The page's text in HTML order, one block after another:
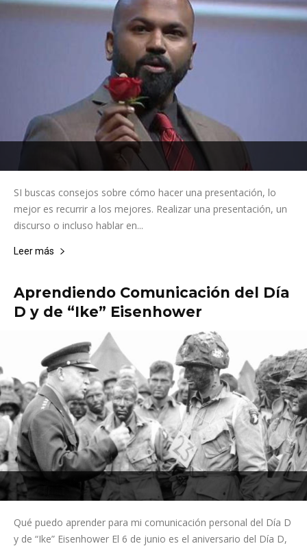
SI buscas consejos sobre cómo hacer una presentación, lo
mejor es recurrir a los mejores. Realizar una presentación, un
discurso o incluso hablar en...
Leer más
Aprendiendo Comunicación del Día
D y de “Ike” Eisenhower
Qué puedo aprender para mi comunicación personal del Día D
y de “Ike” Eisenhower El 6 de junio es el aniversario del Día D,